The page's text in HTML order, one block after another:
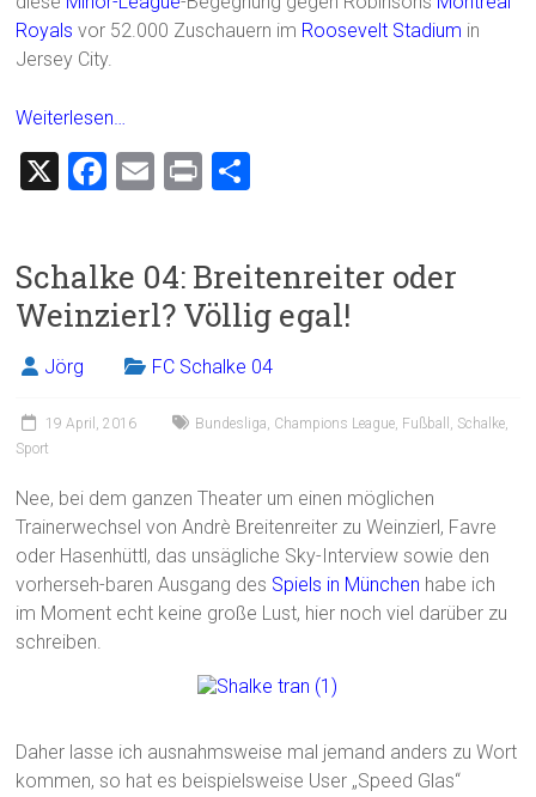
Royals vor 52.000 Zuschauern im Roosevelt Stadium in
Jersey City.
Weiterlesen…
X
F
b
o
ok
E
l
Pr
n
Schalke 04: Breitenreiter oder
Weinzierl? Völlig egal!
Jörg FC Schalke 04
19 April, 2016 Bundesliga, Champions League, Fußball , Schalke,
Sport
Nee, bei dem ganzen Theater um einen möglichen
Trainerwechsel von Andrè Breitenreiter zu Weinzierl, Favre
oder Hasenhüttl, das unsägliche Sky-Interview sowie den
vorherseh-baren Ausgang des Spiels in München habe ich
im Moment echt keine große Lust, hier noch viel darüber zu
schreiben.
Daher lasse ich ausnahmsweise mal jemand anders zu Wort
kommen, so hat es beispielsweise User „Speed Glas“